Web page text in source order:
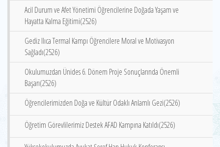
Acil Durum ve Afet Yönetimi Öğrencilerine Doğada Yaşam ve
Hayatta Kalma Eğitimi(2526)
Gediz Ilıca Termal Kampı Öğrencilere Moral ve Motivasyon
Sağladı(2526)
Okulumuzdan Ünides 6. Dönem Proje Sonuçlarında Önemli
Başarı(2526)
Öğrencilerimizden Doğa ve Kültür Odaklı Anlamlı Gezi(2526)
Öğretim Görevlilerimiz Destek AFAD Kampına Katıldı(2526)